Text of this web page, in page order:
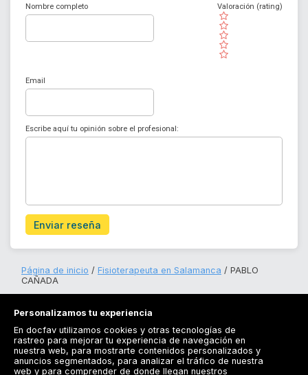
Nombre completo
( )
( )
( )
( )
( )
Valoración (rating)
Email
Escribe aquí tu opinión sobre el profesional:
Enviar reseña
Página de inicio Fisioterapeuta en Salamanca
PABLO
CAÑADA
Registrarse
Personalizamos tu experiencia
En docfav utilizamos cookies y otras tecnologías de
rastreo para mejorar tu experiencia de navegación en
nuestra web, para mostrarte contenidos personalizados y
anuncios segmentados, para analizar el tráfico de nuestra
web y para comprender de donde llegan nuestros